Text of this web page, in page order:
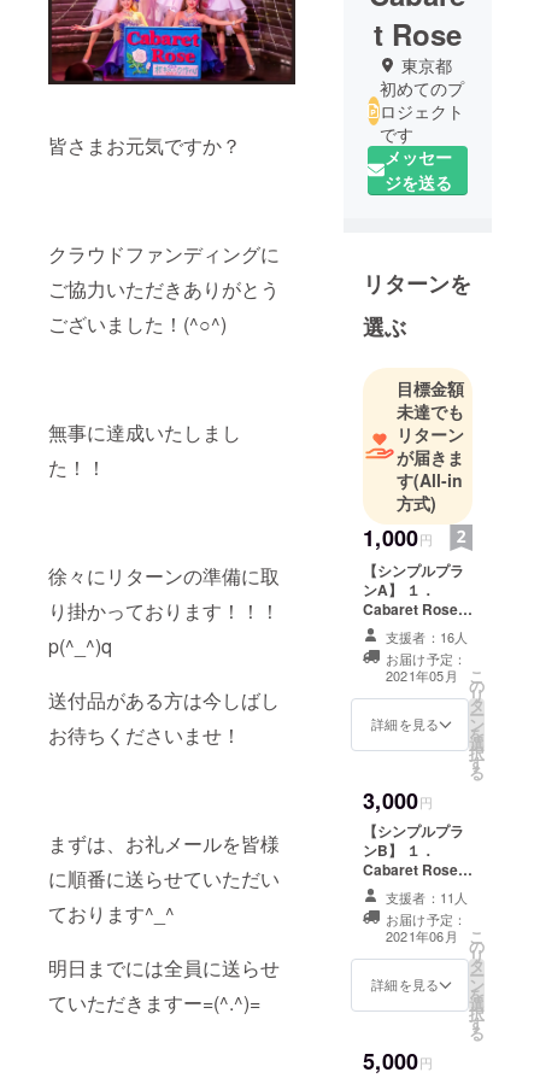
皆さまお元気ですか？
クラウドファンディングに
ご協力いただきありがとう
ございました！(^○^)
無事に達成いたしまし
た！！
徐々にリターンの準備に取
り掛かっております！！！
p(^_^)q
送付品がある方は今しばし
お待ちくださいませ！
まずは、お礼メールを皆様
に順番に送らせていただい
ております^_^
明日までには全員に送らせ
ていただきますー=(^.^)=
t Rose
東京都
初めてのプ
ロジェクト
です
メッセー
ジを送る
リターンを
選ぶ
目標金額
未達でも
リターン
が届きま
す(All-in
方式)
1,000円
【シンプルプラ
ンA】 １．
Cabaret Roseよ
りお礼メール
支援者：16人
お届け予定：
2021年05月
詳細を見る
こ
の
リ
タ
ー
ン
を
選
択
す
る
3,000円
【シンプルプラ
ンB】 １．
Cabaret Roseよ
りお礼メール
２．記念ポスト
カード（CF限
定）
支援者：11人
お届け予定：
2021年06月
詳細を見る
こ
の
リ
タ
ー
ン
を
選
択
す
る
5,000円